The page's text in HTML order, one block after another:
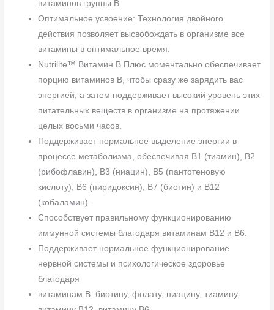
витаминов группы B.
Оптимальное усвоение: Технология двойного
действия позволяет высвобождать в организме все
витамины в оптимальное время.
Nutrilite™ Витамин B Плюс моментально обеспечивает
порцию витаминов B, чтобы сразу же зарядить вас
энергией; а затем поддерживает высокий уровень этих
питательных веществ в организме на протяжении
целых восьми часов.
Поддерживает нормальное выделение энергии в
процессе метаболизма, обеспечивая B1 (тиамин), B2
(рибофлавин), B3 (ниацин), B5 (пантотеновую
кислоту), B6 (пиридоксин), B7 (биотин) и B12
(кобаламин).
Способствует правильному функционированию
иммунной системы благодаря витаминам B12 и В6.
Поддерживает нормальное функционирование
нервной системы и психологическое здоровье
благодаря
витаминам B: биотину, фолату, ниацину, тиамину,